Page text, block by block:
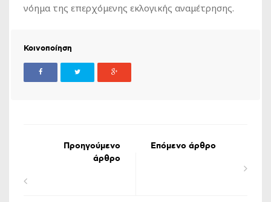
νόημα της επερχόμενης εκλογικής αναμέτρησης.
Κοινοποίηση
Προηγούμενο
άρθρο
Επόμενο άρθρο